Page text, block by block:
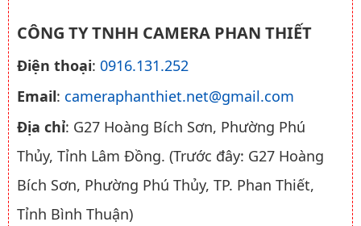
CÔNG TY TNHH CAMERA PHAN THIẾT
Điện thoại: 0916.131.252
Email: cameraphanthiet.net@gmail.com
Địa chỉ: G27 Hoàng Bích Sơn, Phường Phú
Thủy, Tỉnh Lâm Đồng. (Trước đây: G27 Hoàng
Bích Sơn, Phường Phú Thủy, TP. Phan Thiết,
Tỉnh Bình Thuận)